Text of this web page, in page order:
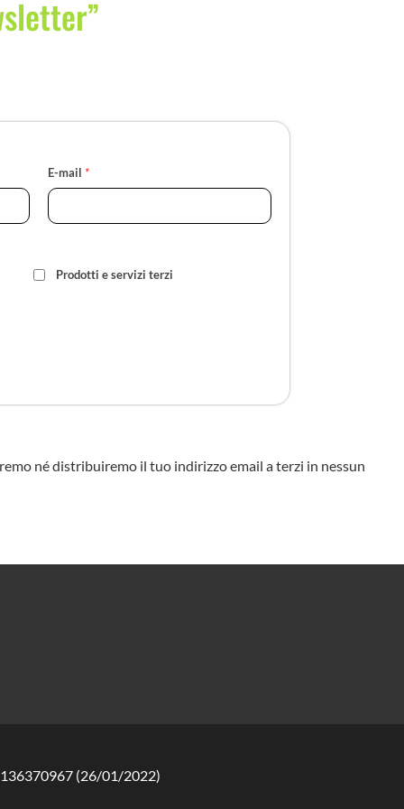
E-mail *
Prodotti e servizi terzi
né distribuiremo il tuo indirizzo email a terzi in nessun
(26/01/2022)